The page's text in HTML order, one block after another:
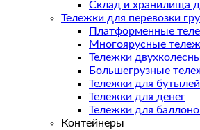
Склад и хранилища
Тележки для перевозки
Платформенные
Многоярусные
Тележки
Большегрузные
Тележки для бутылей
Тележки для денег
Тележки для
Контейнеры